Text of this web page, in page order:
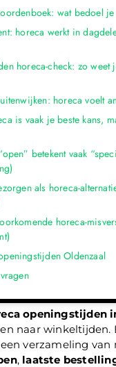
openingstijden
naar winkeltijden.
verzameling van
, laatste
wat bedoel
horeca werkt in
horeca-check: zo weet
horeca voelt
is vaak je beste kans,
betekent vaak
als horeca-
horeca-
Oldenzaal